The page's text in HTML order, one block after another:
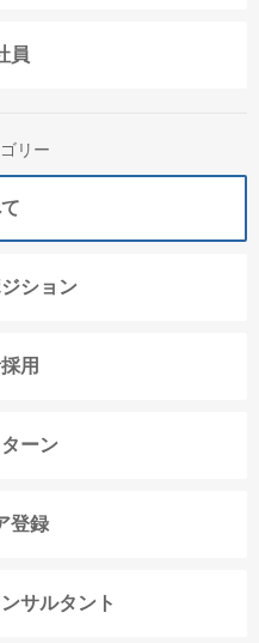
員
リー
ション
用
ーン
登録
サルタント